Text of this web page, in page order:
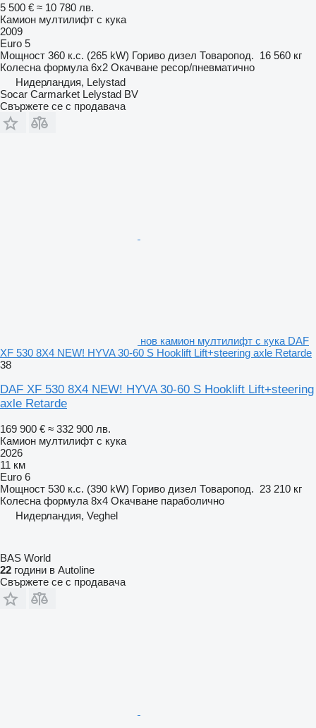
5 500 € ≈ 10 780 лв.
Камион мултилифт с кука
2009
Euro 5
Мощност 360 к.с. (265 kW) Гориво дизел Товаропод. 16 560 кг
Колесна формула 6x2 Окачване ресор/пневматично
Нидерландия, Lelystad
Socar Carmarket Lelystad BV
Свържете се с продавача
нов камион мултилифт с кука DAF
XF 530 8X4 NEW! HYVA 30-60 S Hooklift Lift+steering axle Retarde
38
DAF XF 530 8X4 NEW! HYVA 30-60 S Hooklift Lift+steering
axle Retarde
169 900 € ≈ 332 900 лв.
Камион мултилифт с кука
2026
11 км
Euro 6
Мощност 530 к.с. (390 kW) Гориво дизел Товаропод. 23 210 кг
Колесна формула 8x4 Окачване параболично
Нидерландия, Veghel
BAS World
22 години в Autoline
Свържете се с продавача